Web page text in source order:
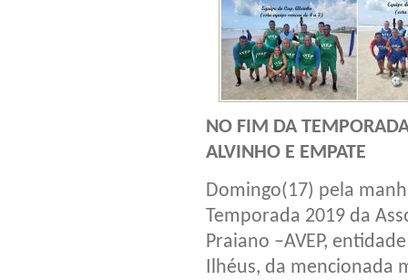
NO FIM DA
ALVINHO E EMPATE
Domingo(17) pela
Temporada 2019 da
Praiano –AVEP,
Ilhéus, da mencionada